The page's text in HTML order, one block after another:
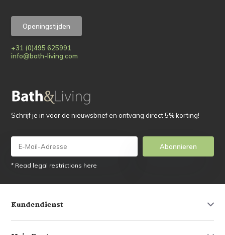
Openingstijden
+31 (0)495 625991
info@bath-living.com
Schrijf je in voor de nieuwsbrief en ontvang direct 5% korting!
Abonnieren
* Read legal restrictions here
Kundendienst